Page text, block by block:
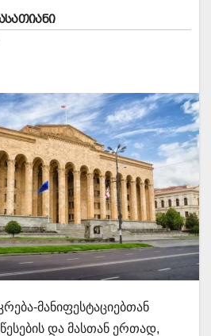
მანიფესტაციებთან
და მასთან ერთად,